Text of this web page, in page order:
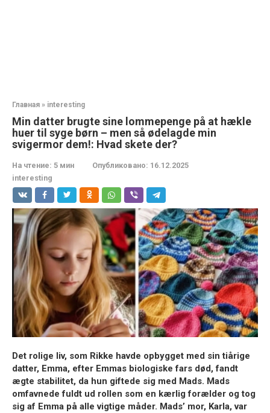
Главная » interesting
Min datter brugte sine lommepenge på at hækle
huer til syge børn – men så ødelagde min
svigermor dem!: Hvad skete der?
На чтение: 5 мин Опубликовано: 16.12.2025
interesting
Det rolige liv, som Rikke havde opbygget med sin tiårige
datter, Emma, efter Emmas biologiske fars død, fandt
ægte stabilitet, da hun giftede sig med Mads. Mads
omfavnede fuldt ud rollen som en kærlig forælder og tog
sig af Emma på alle vigtige måder. Mads’ mor, Karla, var